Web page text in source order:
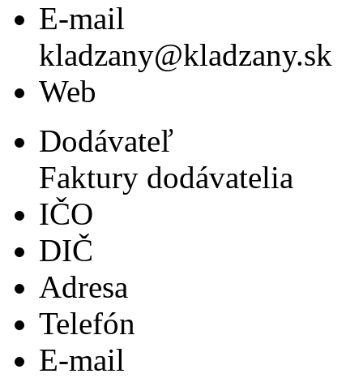
E-mail
kladzany@kladzany.sk
Web
Dodávateľ
Faktury dodávatelia
IČO
DIČ
Adresa
Telefón
E-mail